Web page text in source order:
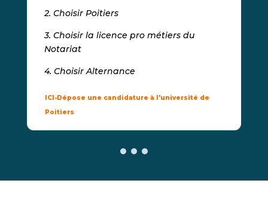
2. Choisir Poitiers
3. Choisir la licence pro métiers du
Notariat
4. Choisir Alternance
ICI-Dépose une candidature à l'université de
Poitiers